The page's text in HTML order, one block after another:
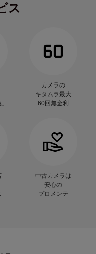
ス
カメラの
キタムラ最大
60回無金利
中古カメラは
安心の
プロメンテ